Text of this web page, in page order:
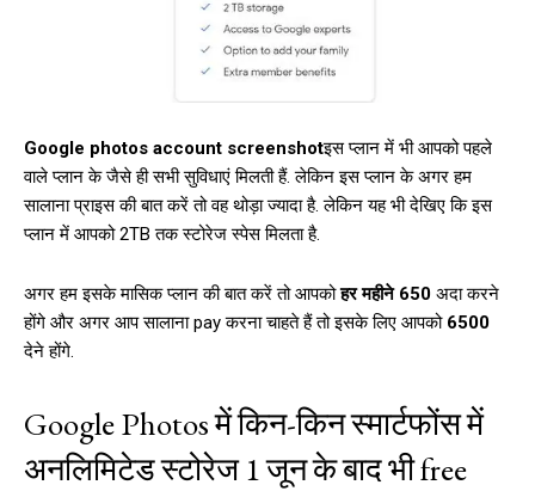
Google photos account screenshotइस प्लान में भी आपको पहले
वाले प्लान के जैसे ही सभी सुविधाएं मिलती हैं. लेकिन इस प्लान के अगर हम
सालाना प्राइस की बात करें तो वह थोड़ा ज्यादा है. लेकिन यह भी देखिए कि इस
प्लान में आपको 2TB तक स्टोरेज स्पेस मिलता है.
अगर हम इसके मासिक प्लान की बात करें तो आपकोहर महीने ₹650 अदा करने
होंगे और अगर आप सालाना pay करना चाहते हैं तो इसके लिए आपको ₹6500
देने होंगे.
Google Photos में किन-किन स्मार्टफोंस में
अनलिमिटेड स्टोरेज 1 जून के बाद भी free